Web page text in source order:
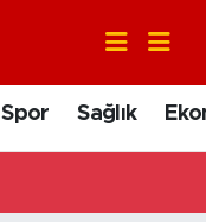
Spor Sağlık